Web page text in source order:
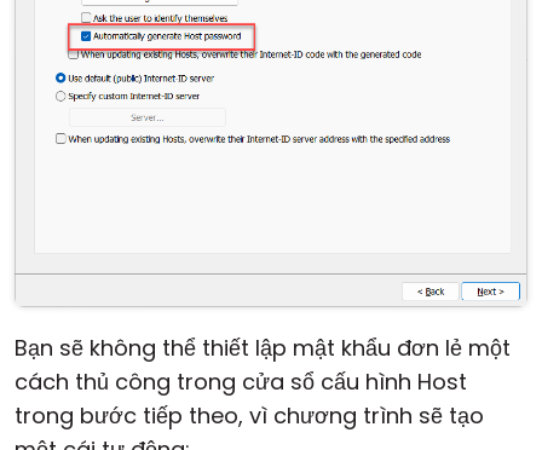
Bạn sẽ không thể thiết lập mật khẩu đơn lẻ một
cách thủ công trong cửa sổ cấu hình Host
trong bước tiếp theo, vì chương trình sẽ tạo